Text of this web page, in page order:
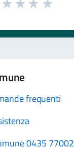
frequenti
0435 77002